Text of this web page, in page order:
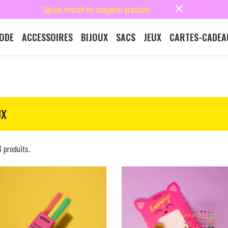
Option retrait en magasin gratuite! close
ACCESSOIRES BIJOUX SACS JEUX CARTES-
produits.